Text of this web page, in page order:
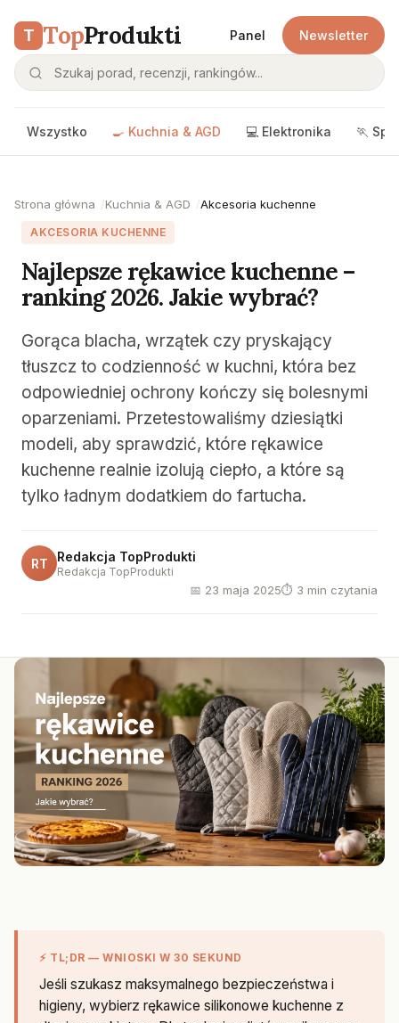
T TopProdukti Panel Newsletter
Wszystko 🍳 Kuchnia & AGD 💻 Elektronika 🏃
Strona główna Kuchnia & AGD Akcesoria kuchenne
AKCESORIA KUCHENNE
Najlepsze rękawice kuchenne –
ranking 2026. Jakie wybrać?
Gorąca blacha, wrzątek czy pryskający
tłuszcz to codzienność w kuchni, która bez
odpowiedniej ochrony kończy się bolesnymi
oparzeniami. Przetestowaliśmy dziesiątki
modeli, aby sprawdzić, które rękawice
kuchenne realnie izolują ciepło, a które są
tylko ładnym dodatkiem do fartucha.
RT Redakcja TopProdukti
Redakcja TopProdukti
📅 23 maja 2025⏱ 3 min czytania
⚡ TL;DR — WNIOSKI W 30 SEKUND
Jeśli szukasz maksymalnego bezpieczeństwa i
higieny, wybierz rękawice silikonowe kuchenne z